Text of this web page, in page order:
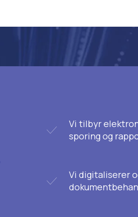
Vi tilbyr
sporing og
Vi digitaliserer